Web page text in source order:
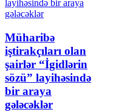
Müharibə
iştirakçıları olan
şairlər “İgidlərin
sözü” layihəsində
bir araya
gələcəklər